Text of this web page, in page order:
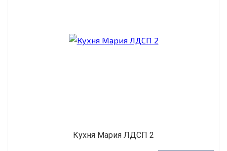
Кухня Мария ЛДСП 2